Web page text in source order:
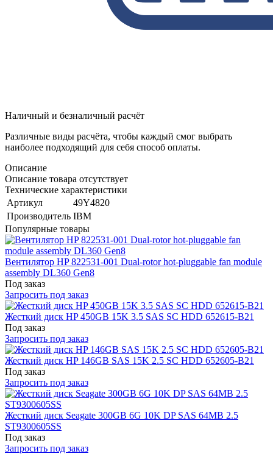
Наличный и безналичный расчёт
Различные виды расчёта, чтобы каждый смог выбрать
наиболее подходящий для себя способ оплаты.
Описание
Описание товара отсутствует
Технические характеристики
Артикул
49Y4820
Производитель IBM
Популярные товары
Вентилятор HP 822531-001 Dual-rotor hot-pluggable fan module
assembly DL360 Gen8
Под заказ
Запросить под заказ
Жесткий диск HP 450GB 15K 3.5 SAS SC HDD 652615-B21
Под заказ
Запросить под заказ
Жесткий диск HP 146GB SAS 15K 2.5 SC HDD 652605-B21
Под заказ
Запросить под заказ
Жесткий диск Seagate 300GB 6G 10K DP SAS 64MB 2.5
ST9300605SS
Под заказ
Запросить под заказ